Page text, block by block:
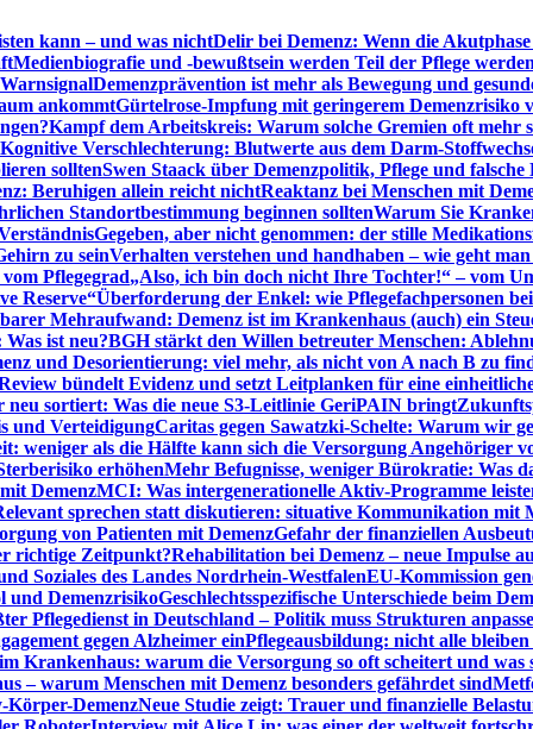
kann – und was nichtDelir bei Demenz: Wenn die
Medienbiografie und -bewußtsein werden Teil der Pflege werden
Demenzprävention ist mehr als Bewegung und
ankommtGürtelrose-Impfung mit geringerem Demenzrisiko
Kampf dem Arbeitskreis: Warum solche Gremien oft mehr
Kognitive Verschlechterung: Blutwerte aus dem Darm-
solltenSwen Staack über Demenzpolitik, Pflege und falsche
Beruhigen allein reicht nichtReaktanz bei Menschen mit
Standortbestimmung beginnen solltenWarum Sie
Gegeben, aber nicht genommen: der stille
zu seinVerhalten verstehen und handhaben – wie geht
Pflegegrad„Also, ich bin doch nicht Ihre Tochter!“ – vom
Reserve“Überforderung der Enkel: wie Pflegefachpersonen
Mehraufwand: Demenz ist im Krankenhaus (auch) ein
ist neu?BGH stärkt den Willen betreuter Menschen:
und Desorientierung: viel mehr, als nicht von A nach B zu
bündelt Evidenz und setzt Leitplanken für eine
neu sortiert: Was die neue S3-Leitlinie GeriPAIN bringt
und VerteidigungCaritas gegen Sawatzki-Schelte: Warum wir
weniger als die Hälfte kann sich die Versorgung Angehöriger
erhöhenMehr Befugnisse, weniger Bürokratie: Was
DemenzMCI: Was intergenerationelle Aktiv-Programme
sprechen statt diskutieren: situative Kommunikation mit
von Patienten mit DemenzGefahr der finanziellen
richtige Zeitpunkt?Rehabilitation bei Demenz – neue Impulse
Soziales des Landes Nordrhein-WestfalenEU-Kommission
und DemenzrisikoGeschlechtsspezifische Unterschiede beim
Pflegedienst in Deutschland – Politik muss Strukturen
gegen Alzheimer einPflegeausbildung: nicht alle bleiben
Krankenhaus: warum die Versorgung so oft scheitert und was
– warum Menschen mit Demenz besonders gefährdet sind
Körper-DemenzNeue Studie zeigt: Trauer und finanzielle